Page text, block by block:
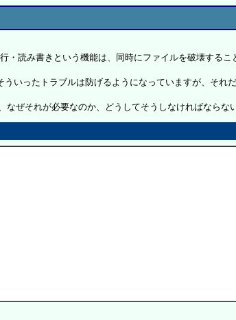
読み書きという機能は、同時にファイルを破壊する
いったトラブルは防げるようになっていますが、そ
ぜそれが必要なのか、どうしてそうしなければならな